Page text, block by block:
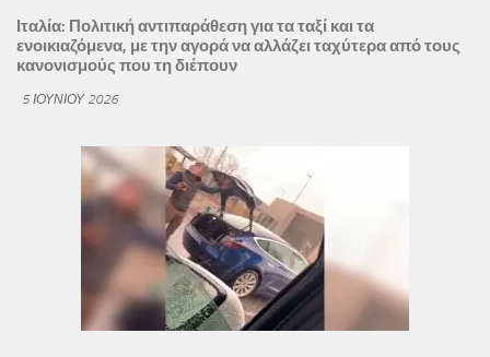
Ιταλία: Πολιτική αντιπαράθεση για τα ταξί και τα
ενοικιαζόμενα, με την αγορά να αλλάζει ταχύτερα από τους
κανονισμούς που τη διέπουν
5 ΙΟΥΝΊΟΥ 2026